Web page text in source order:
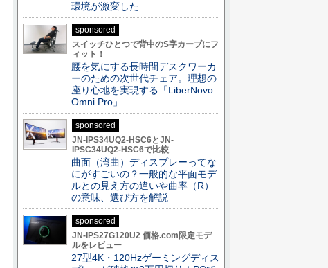
環境が激変した
sponsored
スイッチひとつで背中のS字カーブにフ
ィット！
腰を気にする長時間デスクワーカ
ーのための次世代チェア。理想の
座り心地を実現する「LiberNovo
Omni Pro」
sponsored
JN-IPS34UQ2-HSC6とJN-
IPSC34UQ2-HSC6で比較
曲面（湾曲）ディスプレーってな
にがすごいの？一般的な平面モデ
ルとの見え方の違いや曲率（R）
の意味、選び方を解説
sponsored
JN-IPS27G120U2 価格.com限定モデ
ルをレビュー
27型4K・120Hzゲーミングディス